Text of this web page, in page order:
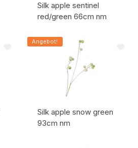
Silk apple sentinel
red/green 66cm nm
Artikelcode:
Angebot!
Silk apple snow green
93cm nm